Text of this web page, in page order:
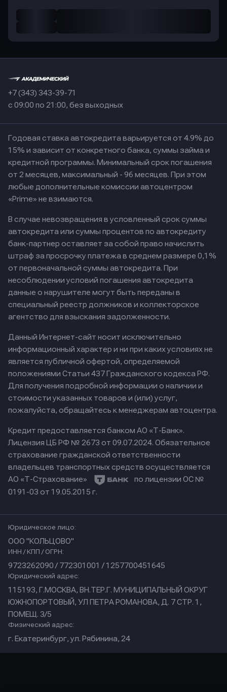
+7 (343) 343-39-71
с 09:00 по 21:00, без выходных
Годовая ставка автокредита варьируется от 4.9% до
15% и зависит от конкретного банка, суммы займа и
кредитной программы. Минимальный срок погашения
от 2 месяцев, максимальный - 96 месяцев. При этом
любые дополнительные комиссии автоцентром
«Prime» не взимаются.
В случае невозвращения в условленный срок суммы
автокредита или суммы процентов по автокредиту
банк-партнер оставляет за собой право начислить
штраф за просрочку платежа в среднем размере 0,1%
от первоначальной суммы автокредита. При
несоблюдении условий погашения автокредита
данные о нарушителе могут быть переданы в
специальный реестр должников и коллекторское
агентство для взыскания задолженности.
Данный Интернет-сайт носит исключительно
информационный характер и ни при каких условиях не
является публичной офертой, определяемой
положениями Статьи 437 Гражданского кодекса РФ.
Для получения подробной информации о наличии и
стоимости указанных товаров и (или) услуг,
пожалуйста, обращайтесь к менеджерам автоцентра.
Кредит предоставляется банком АО «Т-Банк».
Лицензия ЦБ РФ № 2673 от 09.07.2024. Обязательное
страхование гражданской ответственности
владельцев транспортных средств осуществляется
АО «Т-Страхование»
по лицензии ОС №
0191-03 от 19.05.2015 г.
Юридическое лицо:
ООО "КОЛЬЦОВО"
ИНН / КПП / ОГРН:
9723262090 / 772301001 / 1257700451645
Юридический адрес:
115193, Г.МОСКВА, ВН.ТЕР.Г. МУНИЦИПАЛЬНЫЙ ОКРУГ
ЮЖНОПОРТОВЫЙ, УЛ ПЕТРА РОМАНОВА, Д. 7 СТР. 1,
ПОМЕЩ. 3/5
Физический адрес:
г. Екатеринбург, ул. Рябинина, 24